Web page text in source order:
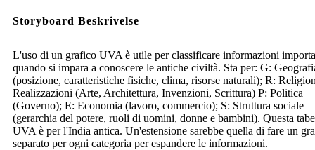
Storyboard Beskrivelse
L'uso di un grafico UVA è utile per classificare informazioni
quando si impara a conoscere le antiche civiltà. Sta per: G:
(posizione, caratteristiche fisiche, clima, risorse naturali); R:
Realizzazioni (Arte, Architettura, Invenzioni, Scrittura) P: Politica
(Governo); E: Economia (lavoro, commercio); S: Struttura sociale
(gerarchia del potere, ruoli di uomini, donne e bambini). Questa
UVA è per l'India antica. Un'estensione sarebbe quella di fare un
separato per ogni categoria per espandere le informazioni.